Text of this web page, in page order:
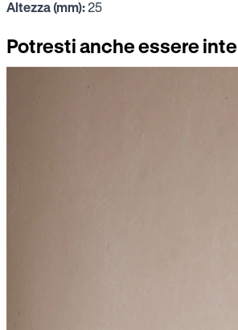
Altezza (mm): 25
Potresti anche essere